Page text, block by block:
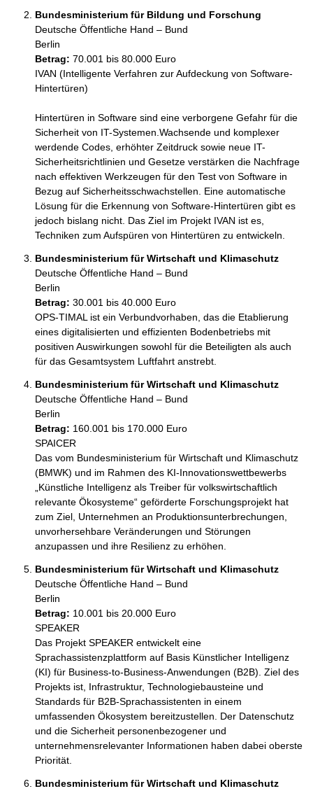
Bundesministerium für Bildung und Forschung
Deutsche Öffentliche Hand – Bund
Berlin
Betrag: 70.001 bis 80.000 Euro
IVAN (Intelligente Verfahren zur Aufdeckung von Software-
Hintertüren)
Hintertüren in Software sind eine verborgene Gefahr für die
Sicherheit von IT-Systemen.Wachsende und komplexer
werdende Codes, erhöhter Zeitdruck sowie neue IT-
Sicherheitsrichtlinien und Gesetze verstärken die Nachfrage
nach effektiven Werkzeugen für den Test von Software in
Bezug auf Sicherheitsschwachstellen. Eine automatische
Lösung für die Erkennung von Software-Hintertüren gibt es
jedoch bislang nicht. Das Ziel im Projekt IVAN ist es,
Techniken zum Aufspüren von Hintertüren zu entwickeln.
Bundesministerium für Wirtschaft und Klimaschutz
Deutsche Öffentliche Hand – Bund
Berlin
Betrag: 30.001 bis 40.000 Euro
OPS-TIMAL ist ein Verbundvorhaben, das die Etablierung
eines digitalisierten und effizienten Bodenbetriebs mit
positiven Auswirkungen sowohl für die Beteiligten als auch
für das Gesamtsystem Luftfahrt anstrebt.
Bundesministerium für Wirtschaft und Klimaschutz
Deutsche Öffentliche Hand – Bund
Berlin
Betrag: 160.001 bis 170.000 Euro
SPAICER
Das vom Bundesministerium für Wirtschaft und Klimaschutz
(BMWK) und im Rahmen des KI-Innovationswettbewerbs
„Künstliche Intelligenz als Treiber für volkswirtschaftlich
relevante Ökosysteme“ geförderte Forschungsprojekt hat
zum Ziel, Unternehmen an Produktionsunterbrechungen,
unvorhersehbare Veränderungen und Störungen
anzupassen und ihre Resilienz zu erhöhen.
Bundesministerium für Wirtschaft und Klimaschutz
Deutsche Öffentliche Hand – Bund
Berlin
Betrag: 10.001 bis 20.000 Euro
SPEAKER
Das Projekt SPEAKER entwickelt eine
Sprachassistenzplattform auf Basis Künstlicher Intelligenz
(KI) für Business-to-Business-Anwendungen (B2B). Ziel des
Projekts ist, Infrastruktur, Technologiebausteine und
Standards für B2B-Sprachassistenten in einem
umfassenden Ökosystem bereitzustellen. Der Datenschutz
und die Sicherheit personenbezogener und
unternehmensrelevanter Informationen haben dabei oberste
Priorität.
Bundesministerium für Wirtschaft und Klimaschutz